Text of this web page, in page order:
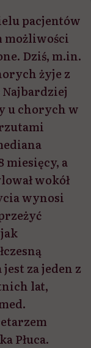
pacjentów
możliwości
Dziś, m.in.
żyje z
u chorych w
miesięcy, a
wokół
wynosi
za jeden z
lat,
Płuca.